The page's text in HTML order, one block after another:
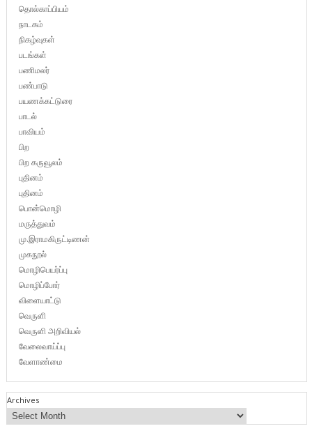
தொல்காப்பியம்
நாடகம்
நிகழ்வுகள்
படங்கள்
பணிமலர்
பண்பாடு
பயணக்கட்டுரை
பாடல்
பாவியம்
பிற
பிற கருவூலம்
புதினம்
புதினம்
பொன்மொழி
மருத்துவம்
மு.இராமகிருட்டிணன்
முகநூல்
மொழிபெயர்ப்பு
மொழிப்போர்
விளையாட்டு
வெருளி
வெருளி அறிவியல்
வேலைவாய்ப்பு
வேளாண்மை
Archives